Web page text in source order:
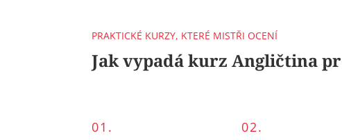
PRAKTICKÉ KURZY, KTERÉ MISTŘI OCENÍ
Jak vypadá kurz Angličtina
01. 02.